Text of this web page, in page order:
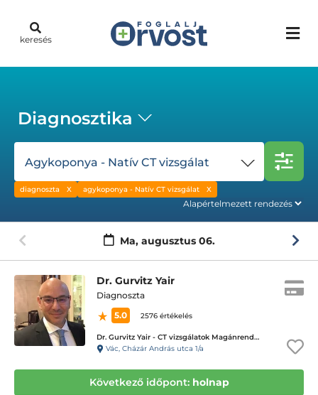
keresés
Diagnosztika
Agykoponya - Natív CT vizsgálat
diagnoszta agykoponya - Natív CT vizsgálat
Ma, augusztus 06.
Dr. Gurvitz Yair
Diagnoszta
5.0
2576 értékelés
Dr. Gurvitz Yair - CT vizsgálatok Magánrendelése
Vác, Cházár András utca 1/a
Következő időpont: holnap